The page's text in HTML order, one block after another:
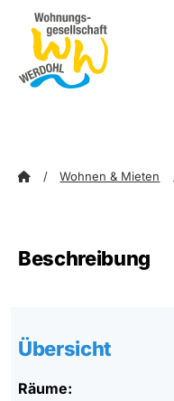
zum Inhalt springen
Wohnen & Mieten
Beschreibung
Übersicht
Räume: